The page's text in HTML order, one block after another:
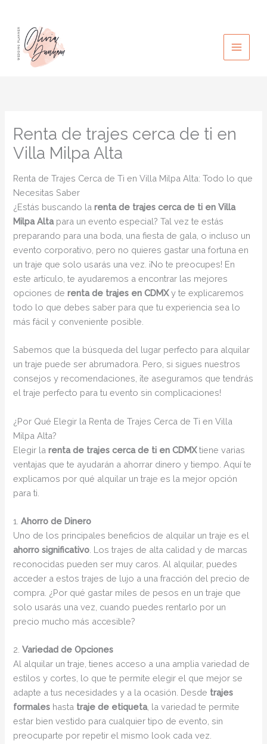
contenido
Renta de trajes cerca de ti en
Villa Milpa Alta
Renta de Trajes Cerca de Ti en Villa Milpa Alta: Todo lo que
Necesitas Saber
¿Estás buscando larenta de trajes cerca de ti en Villa
Milpa Altapara un evento especial? Tal vez te estás
preparando para una boda, una fiesta de gala, o incluso un
evento corporativo, pero no quieres gastar una fortuna en
un traje que solo usarás una vez. ¡No te preocupes! En
este artículo, te ayudaremos a encontrar las mejores
opciones derenta de trajes en CDMXy te explicaremos
todo lo que debes saber para que tu experiencia sea lo
más fácil y conveniente posible.
Sabemos que la búsqueda del lugar perfecto para alquilar
un traje puede ser abrumadora. Pero, si sigues nuestros
consejos y recomendaciones, ¡te aseguramos que tendrás
el traje perfecto para tu evento sin complicaciones!
¿Por Qué Elegir la Renta de Trajes Cerca de Ti en Villa
Milpa Alta?
Elegir larenta de trajes cerca de ti en CDMXtiene varias
ventajas que te ayudarán a ahorrar dinero y tiempo. Aquí te
explicamos por qué alquilar un traje es la mejor opción
para ti.
1.Ahorro de Dinero
Uno de los principales beneficios de alquilar un traje es el
ahorro significativo . Los trajes de alta calidad y de marcas
reconocidas pueden ser muy caros. Al alquilar, puedes
acceder a estos trajes de lujo a una fracción del precio de
compra. ¿Por qué gastar miles de pesos en un traje que
solo usarás una vez, cuando puedes rentarlo por un
precio mucho más accesible?
2.Variedad de Opciones
Al alquilar un traje, tienes acceso a una amplia variedad de
estilos y cortes, lo que te permite elegir el que mejor se
adapte a tus necesidades y a la ocasión. Desde trajes
formales hasta traje de etiqueta, la variedad te permite
estar bien vestido para cualquier tipo de evento, sin
preocuparte por repetir el mismo look cada vez.